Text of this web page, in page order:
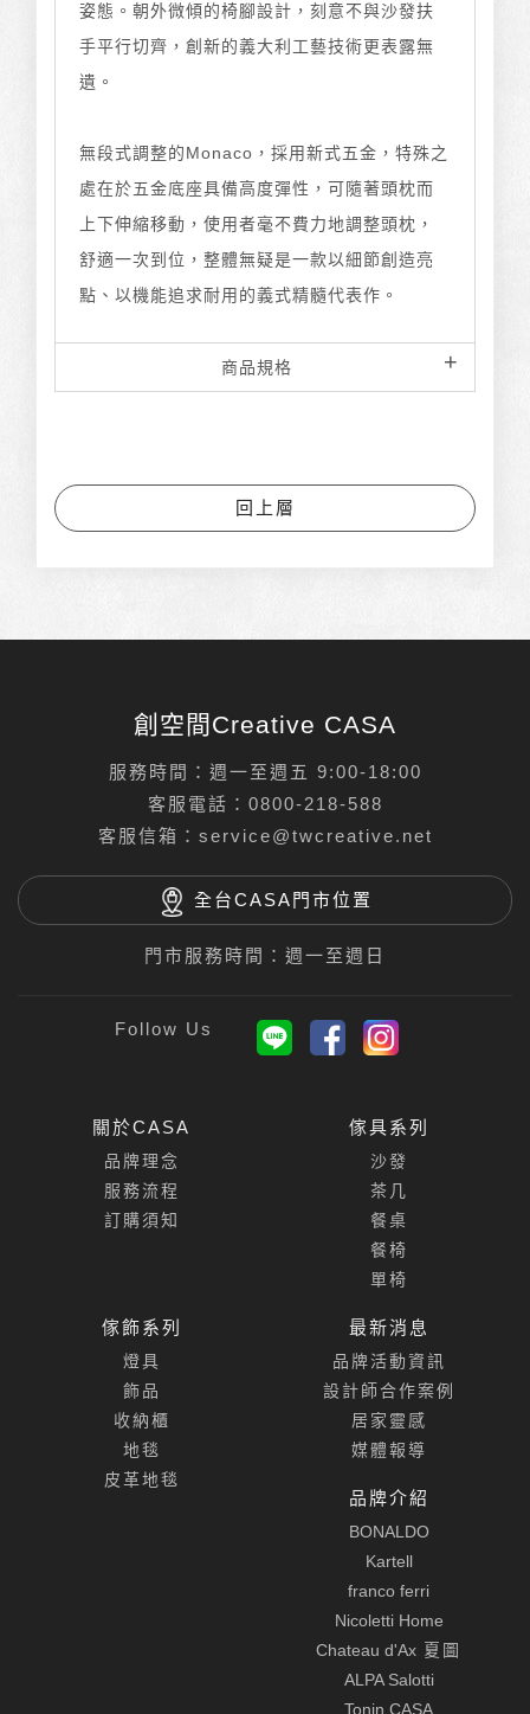
姿態。朝外微傾的椅腳設計，刻意不與沙發扶
手平行切齊，創新的義大利工藝技術更表露無
遺。
無段式調整的Monaco，採用新式五金，特殊之
處在於五金底座具備高度彈性，可隨著頭枕而
上下伸縮移動，使用者毫不費力地調整頭枕，
舒適一次到位，整體無疑是一款以細節創造亮
點、以機能追求耐用的義式精髓代表作。
商品規格
回上層
創空間Creative CASA
服務時間：週一至週五 9:00-18:00
客服電話： 0800-218-588
客服信箱： service@twcreative.net
全台CASA門市位置
門市服務時間：週一至週日
關於CASA
品牌理念
服務流程
訂購須知
傢具系列
沙發
茶几
餐桌
餐椅
單椅
傢飾系列
燈具
飾品
收納櫃
地毯
皮革地毯
最新消息
品牌活動資訊
設計師合作案例
居家靈感
媒體報導
品牌介紹
BONALDO
Kartell
franco ferri
Nicoletti Home
Chateau d'Ax 夏圖
ALPA Salotti
Tonin CASA